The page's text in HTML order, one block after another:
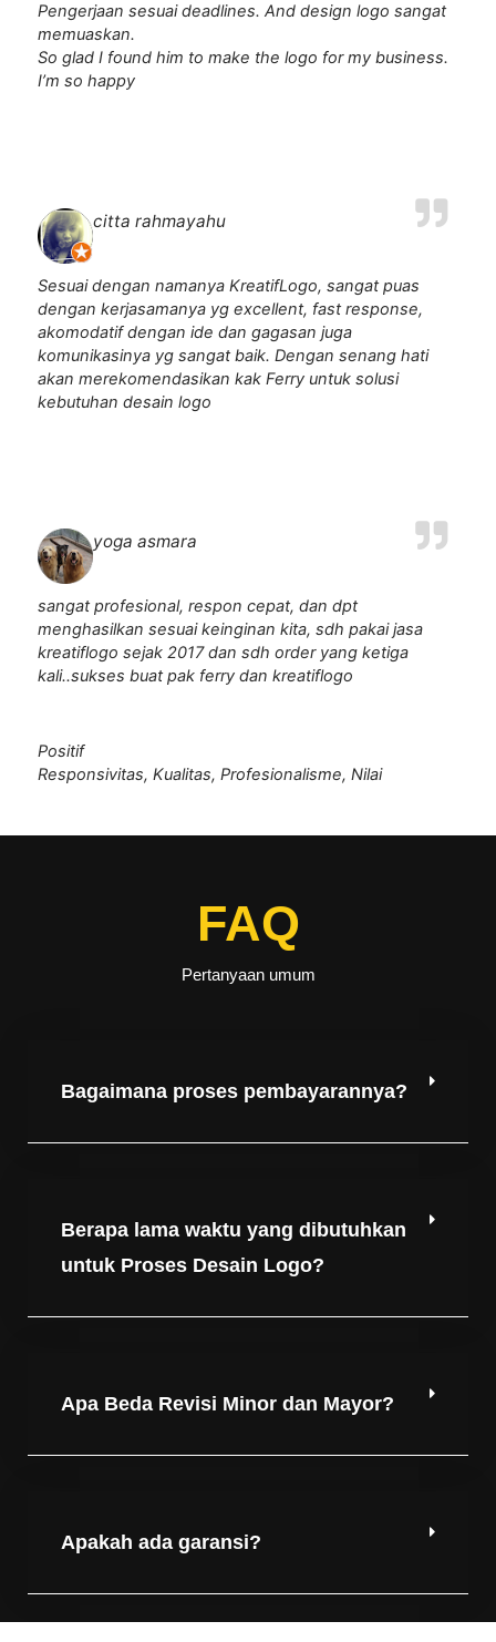
Pengerjaan sesuai deadlines. And design logo sangat
memuaskan.
So glad I found him to make the logo for my business.
I’m so happy
citta rahmayahu
Sesuai dengan namanya KreatifLogo, sangat puas
dengan kerjasamanya yg excellent, fast response,
akomodatif dengan ide dan gagasan juga
komunikasinya yg sangat baik. Dengan senang hati
akan merekomendasikan kak Ferry untuk solusi
kebutuhan desain logo
yoga asmara
sangat profesional, respon cepat, dan dpt
menghasilkan sesuai keinginan kita, sdh pakai jasa
kreatiflogo sejak 2017 dan sdh order yang ketiga
kali..sukses buat pak ferry dan kreatiflogo
Positif
Responsivitas, Kualitas, Profesionalisme, Nilai
FAQ
Pertanyaan umum
Bagaimana proses pembayarannya?
Berapa lama waktu yang dibutuhkan
untuk Proses Desain Logo?
Apa Beda Revisi Minor dan Mayor?
Apakah ada garansi?